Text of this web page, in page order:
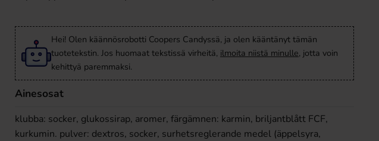
Hei! Olen käännösrobotti Coopers Candyssä, ja olen kääntänyt tämän
tuotetekstin. Jos huomaat tekstissä virheitä, ilmoita niistä minulle, jotta voin
kehittyä paremmaksi.
Ainesosat
klubba: socker, glukossirap, aromer, färgämnen: karmin, briljantblått FCF,
kurkumin. pulver: dextros, socker, surhetsreglerande medel (äppelsyra,